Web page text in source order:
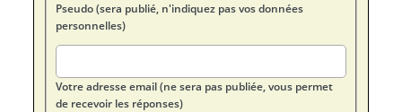
Pseudo (sera publié, n'indiquez pas vos données
personnelles)
Votre adresse email (ne sera pas publiée, vous permet
de recevoir les réponses)